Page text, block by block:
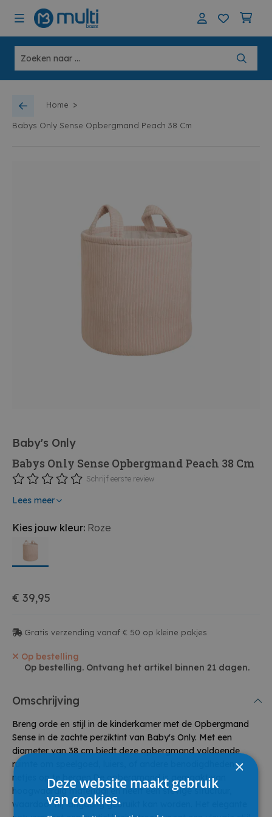
Home >
Babys Only Sense Opbergmand Peach 38 Cm
Baby's Only
Babys Only Sense Opbergmand Peach 38 Cm
Schrijf eerste review
Lees meer
Kies jouw kleur: Roze
€ 39,95
Gratis verzending vanaf € 50 op kleine pakjes
Op bestelling
Op bestelling. Ontvang het artikel binnen 21 dagen.
Omschrijving
Breng orde en stijl in de kinderkamer met de Opbergmand
Sense in de zachte perziktint van Baby's Only. Met een
diameter van 38 cm biedt deze opbergmand voldoende
ruimte om speelgoed, luiers, of andere benodigdheden
netjes op te bergen.De opbergmand is gemaakt van
hoogwaardig materiaal en heeft een stevige structuur,
waardoor hij langdurig gebruikt kan worden. Het elegante
×
Deze website maakt gebruik
van cookies.